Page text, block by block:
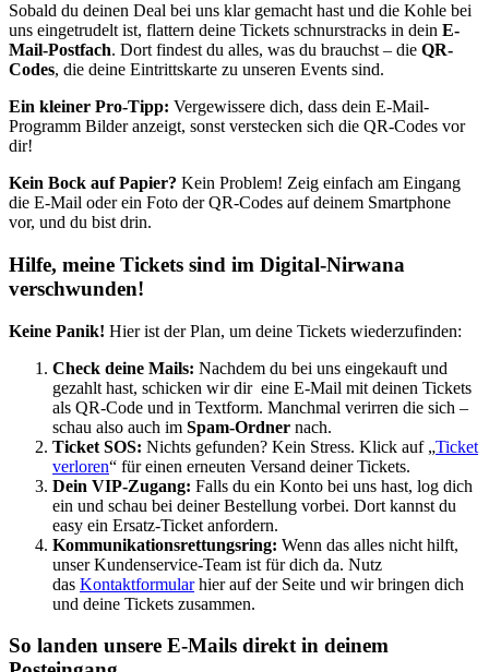
Sobald du deinen Deal bei uns klar gemacht hast und die Kohle bei
uns eingetrudelt ist, flattern deine Tickets schnurstracks in dein E-
Mail-Postfach. Dort findest du alles, was du brauchst – die QR-
Codes, die deine Eintrittskarte zu unseren Events sind.
Ein kleiner Pro-Tipp: Vergewissere dich, dass dein E-Mail-
Programm Bilder anzeigt, sonst verstecken sich die QR-Codes vor
dir!
Kein Bock auf Papier? Kein Problem! Zeig einfach am Eingang
die E-Mail oder ein Foto der QR-Codes auf deinem Smartphone
vor, und du bist drin.
Hilfe, meine Tickets sind im Digital-Nirwana
verschwunden!
Keine Panik! Hier ist der Plan, um deine Tickets wiederzufinden:
Check deine Mails: Nachdem du bei uns eingekauft und
gezahlt hast, schicken wir dir eine E-Mail mit deinen Tickets
als QR-Code und in Textform. Manchmal verirren die sich –
schau also auch im Spam-Ordner nach.
Ticket SOS: Nichts gefunden? Kein Stress. Klick auf „Ticket
verloren“ für einen erneuten Versand deiner Tickets.
Dein VIP-Zugang: Falls du ein Konto bei uns hast, log dich
ein und schau bei deiner Bestellung vorbei. Dort kannst du
easy ein Ersatz-Ticket anfordern.
Kommunikationsrettungsring: Wenn das alles nicht hilft,
unser Kundenservice-Team ist für dich da. Nutz
das Kontaktformularhier auf der Seite und wir bringen dich
und deine Tickets zusammen.
So landen unsere E-Mails direkt in deinem